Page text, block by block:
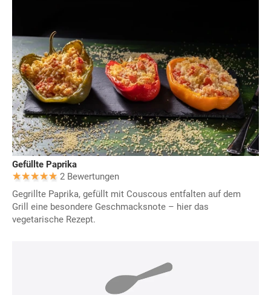
Gefüllte Paprika
2 Bewertungen
Gegrillte Paprika, gefüllt mit Couscous entfalten auf dem
Grill eine besondere Geschmacksnote – hier das
vegetarische Rezept.